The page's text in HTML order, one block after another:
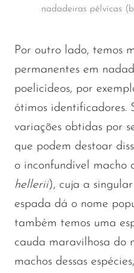
nadadeiras pélvicas
Por outro lado, temos
permanentes em
poelicídeos, por
ótimos identificadores.
variações obtidas por
que podem destoar
o inconfundível macho
hellerii), cuja a
espada dá o nome
também temos uma
cauda maravilhosa do
machos dessas